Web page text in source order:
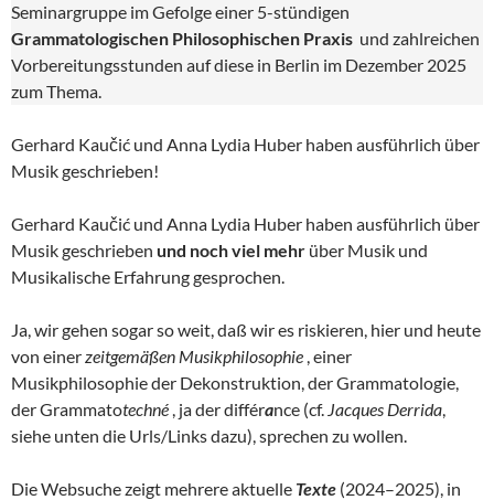
Seminargruppe im Gefolge einer 5-stündigen
Grammatologischen Philosophischen Praxis und zahlreichen
Vorbereitungsstunden auf diese in Berlin im Dezember 2025
zum Thema.
Gerhard Kaučić und Anna Lydia Huber haben ausführlich über
Musik geschrieben!
Gerhard Kaučić und Anna Lydia Huber haben ausführlich über
Musik geschrieben und noch viel mehr über Musik und
Musikalische Erfahrung gesprochen.
Ja, wir gehen sogar so weit, daß wir es riskieren, hier und heute
von einerzeitgemäßen Musikphilosophie , einer
Musikphilosophie der Dekonstruktion, der Grammatologie,
der Grammatotechné , ja der différance (cf. Jacques Derrida,
siehe unten die Urls/Links dazu), sprechen zu wollen.
Die Websuche zeigt mehrere aktuelle Texte (2024–2025), in